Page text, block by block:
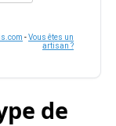
-Vous êtes un
artisan ?
de